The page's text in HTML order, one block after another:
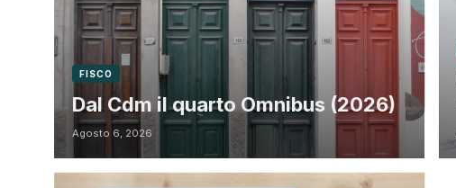
FISCO
Dal Cdm il quarto Omnibus (2026)
Agosto 6, 2026